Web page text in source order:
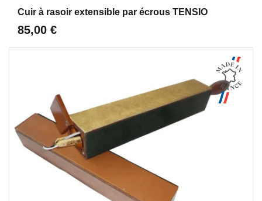
Cuir à rasoir extensible par écrous TENSIO
85,00 €